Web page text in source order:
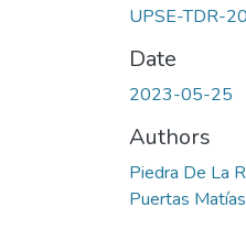
UPSE-TDR-
Date
2023-05-25
Authors
Piedra De La
Puertas